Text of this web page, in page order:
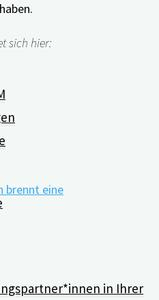
in Ihrer
sich hier:
019-49353-0